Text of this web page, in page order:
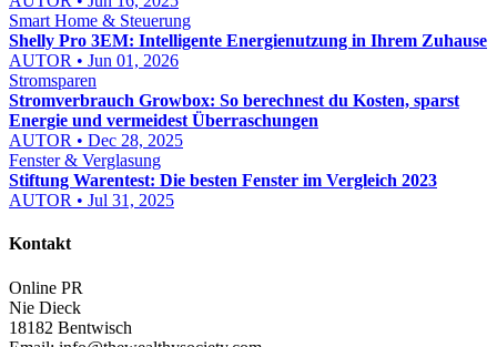
Smart Home & Steuerung
Shelly Pro 3EM: Intelligente Energienutzung in Ihrem Zuhause
AUTOR • Jun 01, 2026
Stromsparen
Stromverbrauch Growbox: So berechnest du Kosten, sparst
Energie und vermeidest Überraschungen
AUTOR • Dec 28, 2025
Fenster & Verglasung
Stiftung Warentest: Die besten Fenster im Vergleich 2023
AUTOR • Jul 31, 2025
Kontakt
Online PR
Nie Dieck
18182 Bentwisch